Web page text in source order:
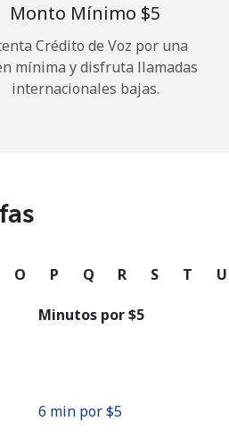
tu contraseña? →
Monto Mínimo ⁦$5⁩
Crédito de Voz por una
mínima y disfruta llamadas
internacionales bajas.
O P Q R S T U
Minutos por ⁦$5⁩
6 min por ⁦$5⁩